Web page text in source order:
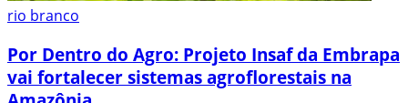
rio branco
Por Dentro do Agro: Projeto Insaf da Embrapa
vai fortalecer sistemas agroflorestais na